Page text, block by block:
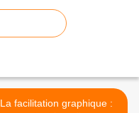
La facilitation graphique :